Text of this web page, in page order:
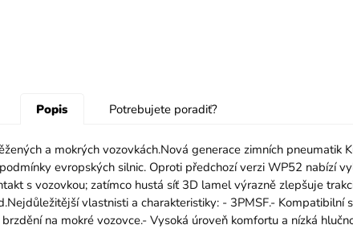
Popis Potrebujete poradiť?
a mokrých vozovkách.Nová generace zimních pneumatik
evropských silnic. Oproti předchozí verzi WP52 nabízí
s vozovkou; zatímco hustá síť 3D lamel výrazně zlepšuje
vlastnisti a charakteristiky: - 3PMSF.- Kompatibilní
na mokré vozovce.- Vysoká úroveň komfortu a nízká